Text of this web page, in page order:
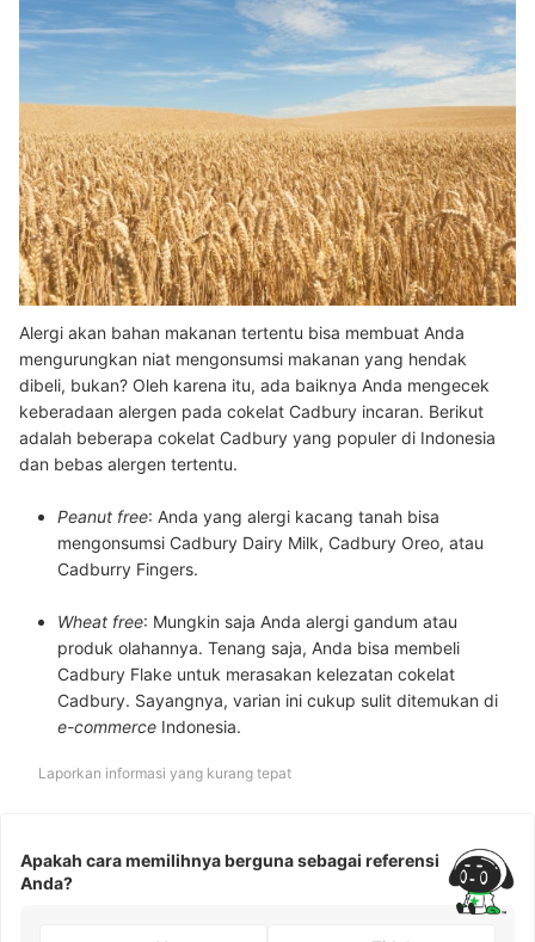
Alergi akan bahan makanan tertentu bisa membuat Anda
mengurungkan niat mengonsumsi makanan yang hendak
dibeli, bukan? Oleh karena itu, ada baiknya Anda mengecek
keberadaan alergen pada cokelat Cadbury incaran. Berikut
adalah beberapa cokelat Cadbury yang populer di Indonesia
dan bebas alergen tertentu.
Peanut free: Anda yang alergi kacang tanah bisa
mengonsumsi Cadbury Dairy Milk, Cadbury Oreo, atau
Cadburry Fingers.
Wheat free: Mungkin saja Anda alergi gandum atau
produk olahannya. Tenang saja, Anda bisa membeli
Cadbury Flake untuk merasakan kelezatan cokelat
Cadbury. Sayangnya, varian ini cukup sulit ditemukan di
e-commerce Indonesia.
Laporkan informasi yang kurang tepat
Apakah cara memilihnya berguna sebagai referensi
Anda?